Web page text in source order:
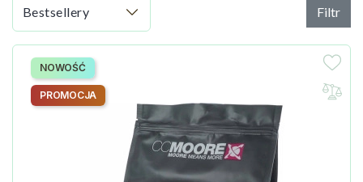
Filtr
NOWOŚĆ
PROMOCJA